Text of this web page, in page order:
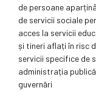
de persoane
de servicii sociale
acces la servicii
și tineri aflați în risc
servicii specifice de
administrația
guvernări